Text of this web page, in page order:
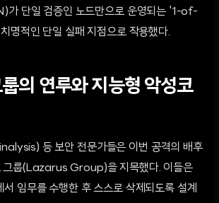
가 단일 검증인 노드만으로 운영되는 '1-of-
명적인 단일 실패 지점으로 작용했다.
의 연루와 지능형 악성코
등 보안 전문가들은 이번 공격의 배후
그룹(Lazarus Group)을 지목했다. 이들은
임무를 수행한 후 스스로 삭제되도록 설계